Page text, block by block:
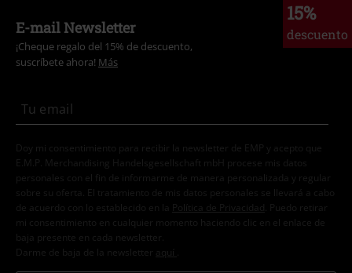
15%
descuento
E-mail Newsletter
¡Cheque regalo del 15% de descuento,
suscríbete ahora! Más
Doy mi consentimiento para recibir la newsletter de EMP y acepto que
E.M.P. Merchandising Handelsgesellschaft mbH procese mis datos
personales con el fin de informarme de manera personalizada y regular
sobre su oferta. El tratamiento de mis datos personales se llevará a cabo
de acuerdo con lo establecido en la
Política de Privacidad . Puedo retirar
mi consentimiento en cualquier momento haciendo clic en el enlace de
baja presente en cada newsletter.
Darme de baja de la newsletter
aquí